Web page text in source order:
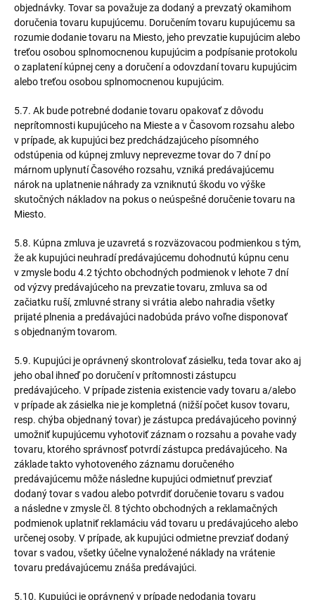
objednávky. Tovar sa považuje za dodaný a prevzatý okamihom
doručenia tovaru kupujúcemu. Doručením tovaru kupujúcemu sa
rozumie dodanie tovaru na Miesto, jeho prevzatie kupujúcim alebo
treťou osobou splnomocnenou kupujúcim a podpísanie protokolu
o zaplatení kúpnej ceny a doručení a odovzdaní tovaru kupujúcim
alebo treťou osobou splnomocnenou kupujúcim.
5.7. Ak bude potrebné dodanie tovaru opakovať z dôvodu
neprítomnosti kupujúceho na Mieste a v Časovom rozsahu alebo
v prípade, ak kupujúci bez predchádzajúceho písomného
odstúpenia od kúpnej zmluvy neprevezme tovar do 7 dní po
márnom uplynutí Časového rozsahu, vzniká predávajúcemu
nárok na uplatnenie náhrady za vzniknutú škodu vo výške
skutočných nákladov na pokus o neúspešné doručenie tovaru na
Miesto.
5.8. Kúpna zmluva je uzavretá s rozväzovacou podmienkou s tým,
že ak kupujúci neuhradí predávajúcemu dohodnutú kúpnu cenu
v zmysle bodu 4.2 týchto obchodných podmienok v lehote 7 dní
od výzvy predávajúceho na prevzatie tovaru, zmluva sa od
začiatku ruší, zmluvné strany si vrátia alebo nahradia všetky
prijaté plnenia a predávajúci nadobúda právo voľne disponovať
s objednaným tovarom.
5.9. Kupujúci je oprávnený skontrolovať zásielku, teda tovar ako aj
jeho obal ihneď po doručení v prítomnosti zástupcu
predávajúceho. V prípade zistenia existencie vady tovaru a/alebo
v prípade ak zásielka nie je kompletná (nižší počet kusov tovaru,
resp. chýba objednaný tovar) je zástupca predávajúceho povinný
umožniť kupujúcemu vyhotoviť záznam o rozsahu a povahe vady
tovaru, ktorého správnosť potvrdí zástupca predávajúceho. Na
základe takto vyhotoveného záznamu doručeného
predávajúcemu môže následne kupujúci odmietnuť prevziať
dodaný tovar s vadou alebo potvrdiť doručenie tovaru s vadou
a následne v zmysle čl. 8 týchto obchodných a reklamačných
podmienok uplatniť reklamáciu vád tovaru u predávajúceho alebo
určenej osoby. V prípade, ak kupujúci odmietne prevziať dodaný
tovar s vadou, všetky účelne vynaložené náklady na vrátenie
tovaru predávajúcemu znáša predávajúci.
5.10. Kupujúci je oprávnený v prípade nedodania tovaru